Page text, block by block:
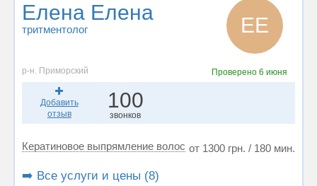
Елена Елена
тритментолог ЕЕ
р-н. Приморский Проверено6 июня
Добавить
отзыв
100
звонков
Кератиновое выпрямление волос от 1300 грн. / 180 мин.
➡️ Все услуги и цены (8)